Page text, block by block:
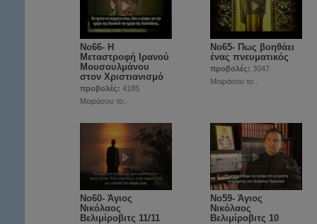
Νο66- Η
Μεταστροφή Ιρανού
Μουσουλμάνου
στον Χριστιανισμό
προβολές: 4185
Μοιράσου το..
Νο65- Πως βοηθάει
ένας πνευματικός
προβολές: 3047
Μοιράσου το..
Νο60- Άγιος
Νικόλαος
Βελιμίροβιτς 11/11
Νο59- Άγιος
Νικόλαος
Βελιμίροβιτς 10